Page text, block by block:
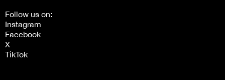
Follow us on:
Instagram
Facebook
X
TikTok